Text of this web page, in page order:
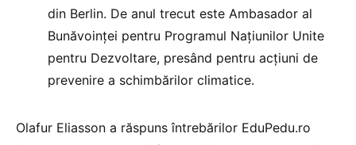
din Berlin. De anul trecut este Ambasador al
Bunăvoinței pentru Programul Națiunilor Unite
pentru Dezvoltare, presând pentru acțiuni de
prevenire a schimbărilor climatice.
Olafur Eliasson a răspuns întrebărilor EduPedu.ro